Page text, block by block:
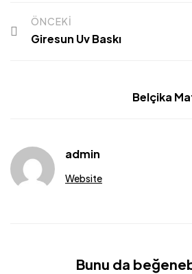
ÖNCEKI
Giresun Uv Baskı
Belçika
admin
Website
Bunu da